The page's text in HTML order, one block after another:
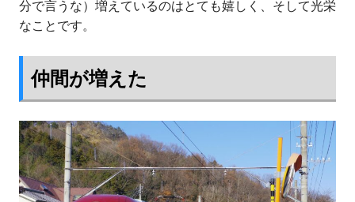
分で言うな）増えているのはとても嬉しく、そして光栄
なことです。
仲間が増えた